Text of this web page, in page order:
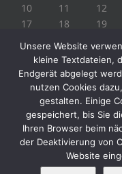
10
11 12
17
18 19
« Juli
Copyright 2019
Unsere Website
kleine Textdateien,
Endgerät abgelegt
nutzen Cookies
gestalten. Einige
gespeichert, bis Sie
Ihren Browser beim
der Deaktivierung von
Website